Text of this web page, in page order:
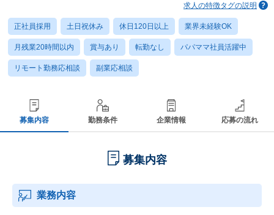
求人の特徴タグの説明
正社員採用 土日祝休み 休日120日以上 業界未経験OK
月残業20時間以内 賞与あり 転勤なし パパママ社員活躍中
リモート勤務応相談 副業応相談
募集内容 勤務条件 企業情報 応募の流れ
募集内容
業務内容